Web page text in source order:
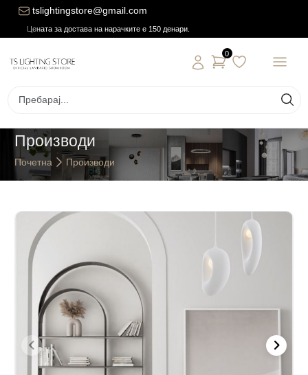
tslightingstore@gmail.com
Цената за достава на нарачките е 150 денари.
0
Производи
Почетна Производи